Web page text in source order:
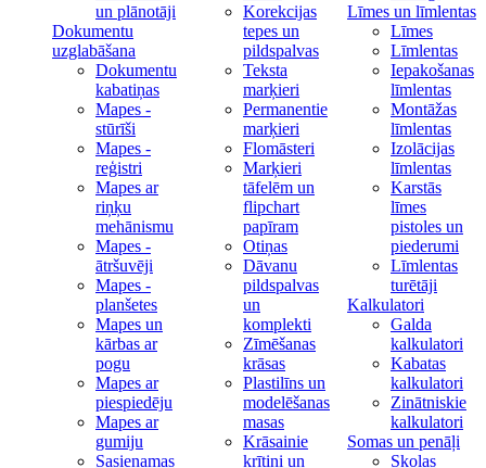
un plānotāji
Dokumentu
uzglabāšana
Dokumentu
kabatiņas
Mapes -
stūrīši
Mapes -
reģistri
Mapes ar
riņķu
mehānismu
Mapes -
ātršuvēji
Mapes -
planšetes
Mapes un
kārbas ar
pogu
Mapes ar
piespiedēju
Mapes ar
gumiju
Sasienamas
Korekcijas
tepes un
pildspalvas
Teksta
marķieri
Permanentie
marķieri
Flomāsteri
Marķieri
tāfelēm un
flipchart
papīram
Otiņas
Dāvanu
pildspalvas
un
komplekti
Zīmēšanas
krāsas
Plastilīns un
modelēšanas
masas
Krāsainie
krītiņi un
Līmes un līmlentas
Līmes
Līmlentas
Iepakošanas
līmlentas
Montāžas
līmlentas
Izolācijas
līmlentas
Karstās
līmes
pistoles un
piederumi
Līmlentas
turētāji
Kalkulatori
Galda
kalkulatori
Kabatas
kalkulatori
Zinātniskie
kalkulatori
Somas un penāļi
Skolas